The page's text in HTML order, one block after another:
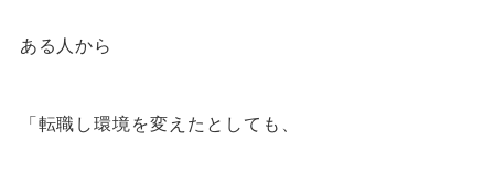
ある人から
「転職し環境を変えたとしても、